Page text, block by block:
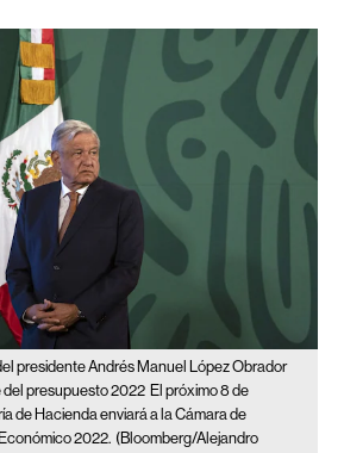
presidente Andrés Manuel López Obrador
presupuesto 2022 El próximo 8 de
de Hacienda enviará a la Cámara de
2022. (Bloomberg/Alejandro